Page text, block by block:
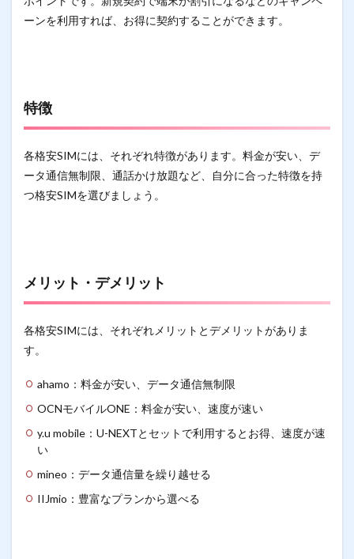
ーンを利用すれば、お得に契約することができます。
特徴
各格安SIMには、それぞれ特徴があります。料金が安い、デ
ータ通信無制限、通話かけ放題など、自分に合った特徴を持
つ格安SIMを選びましょう。
メリット・デメリット
各格安SIMには、それぞれメリットとデメリットがありま
す。
ahamo：料金が安い、データ通信無制限
OCNモバイルONE：料金が安い、速度が速い
y.u mobile：U-NEXTとセットで利用するとお得、速度が速
い
mineo：データ通信量を繰り越せる
IIJmio：豊富なプランから選べる